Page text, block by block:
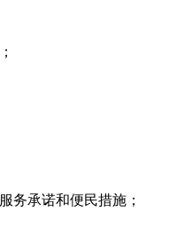
承诺和便民措施；